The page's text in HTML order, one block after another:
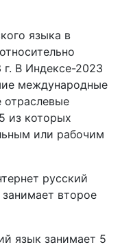
языка в
В Индексе-2023
международные
отраслевые
из которых
или рабочим
русский
второе
язык занимает 5